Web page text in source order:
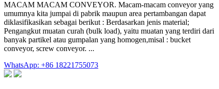
MACAM MACAM CONVEYOR. Macam-macam conveyor yang
umumnya kita jumpai di pabrik maupun area pertambangan dapat
diklasifikasikan sebagai berikut : Berdasarkan jenis material;
Pengangkut muatan curah (bulk load), yaitu muatan yang terdiri dari
banyak partikel atau gumpalan yang homogen,misal : bucket
conveyor, screw conveyor. ...
WhatsApp: +86 18221755073